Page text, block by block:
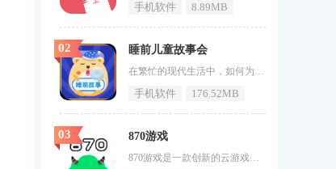
手机软件 8.89MB
睡前儿童故事会
在繁忙的现代生活中，如何为孩子创造一个既有趣又富有教育意义的睡前时光？睡前故事会app给出了完美的答案。这款专为孩子设计的手机软件，汇聚了众多经典的睡前故事，从寓言、童话到唐诗，应有尽有。每一个故事都配备了生动的人声和卡通形象，仿佛将孩子带入了一个梦幻的童话世界。不仅如此，睡前故事会app还注重故事的教育价值。它从孩子的角度出发，将知识与故事巧妙结合，让孩子在享受故事的也能学到宝贵的知识。这种寓教于乐的方式，不仅激发了孩子的好奇心和求知欲，还培养了他们的思考和解决问题的
手机软件 176.52MB
02
870游戏
870游戏是一款创新的云游戏平台，致力于为玩家提供前所未有的游戏体验。该平台汇集了海量的游戏资源，覆盖了各种类型的游戏，无论是动作、冒险、策略还是休闲益智，都能在这里找到心仪的选择。无需繁琐的下载安装过程，玩家只需登录平台，即可随时随地享受游戏的乐趣。870游戏不仅注重游戏的丰富性，还十分关注游戏的质量和可玩性，确保每一款游戏都能带给玩家极致的享受。平台还提供了最新的游戏新闻和攻略，让玩家在享受游戏的还能不断提升自己的游戏技能。简洁明了的界面设计和便捷的操作方式，使得8
03